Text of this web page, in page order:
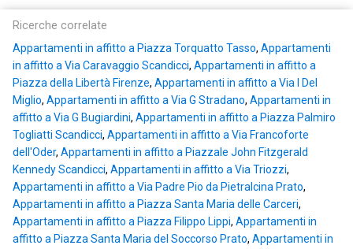
Ricerche correlate
Appartamenti in affitto a Piazza Torquatto Tasso, Appartamenti
in affitto a Via Caravaggio Scandicci, Appartamenti in affitto a
Piazza della Libertà Firenze, Appartamenti in affitto a Via I Del
Miglio, Appartamenti in affitto a Via G Stradano, Appartamenti in
affitto a Via G Bugiardini, Appartamenti in affitto a Piazza Palmiro
Togliatti Scandicci, Appartamenti in affitto a Via Francoforte
dell'Oder, Appartamenti in affitto a Piazzale John Fitzgerald
Kennedy Scandicci, Appartamenti in affitto a Via Triozzi,
Appartamenti in affitto a Via Padre Pio da Pietralcina Prato,
Appartamenti in affitto a Piazza Santa Maria delle Carceri,
Appartamenti in affitto a Piazza Filippo Lippi, Appartamenti in
affitto a Piazza Santa Maria del Soccorso Prato, Appartamenti in